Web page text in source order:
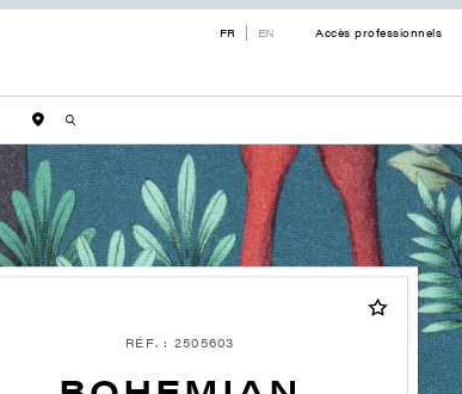
FR EN Accès professionnels
RÉF. : 2505603